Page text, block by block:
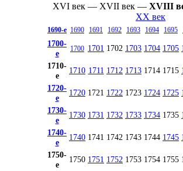
XVI век— XVII век— XVIII
XX век
1690-е 1690 1691 1692 1693 1694 1695
1700-
е
1700 1701 1702 1703 1704 1705
1710-
е
1710 1711 1712 1713 1714 1715
1720-
е
1720 1721 1722 1723 1724 1725
1730-
е
1730 1731 1732 1733 1734 1735
1740-
е
1740 1741 1742 1743 1744 1745
1750-
е
1750 1751 1752 1753 1754 1755